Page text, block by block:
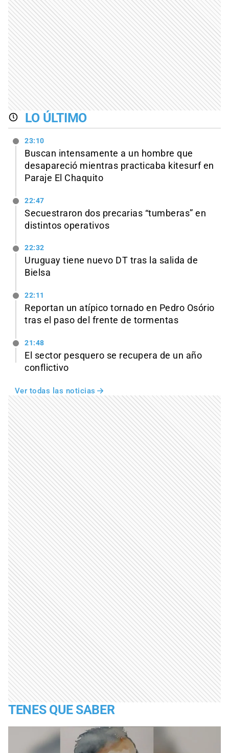
LO ÚLTIMO
23:10
Buscan intensamente a un hombre que
desapareció mientras practicaba kitesurf en
Paraje El Chaquito
22:47
Secuestraron dos precarias “tumberas” en
distintos operativos
22:32
Uruguay tiene nuevo DT tras la salida de
Bielsa
22:11
Reportan un atípico tornado en Pedro Osório
tras el paso del frente de tormentas
21:48
El sector pesquero se recupera de un año
conflictivo
Ver todas las noticias
TENES QUE SABER